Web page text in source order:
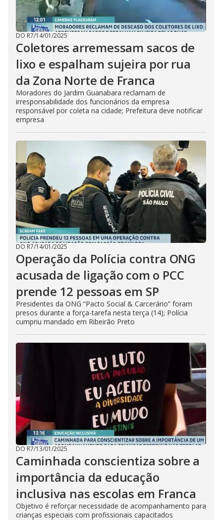
DO R7/14/01/2025
Coletores arremessam sacos de
lixo e espalham sujeira por rua
da Zona Norte de Franca
Moradores do Jardim Guanabara reclamam de
irresponsabilidade dos funcionários da empresa
responsável por coleta na cidade; Prefeitura deve notificar
empresa
DO R7/14/01/2025
Operação da Polícia contra ONG
acusada de ligação com o PCC
prende 12 pessoas em SP
Presidentes da ONG “Pacto Social & Carcerário” foram
presos durante a força-tarefa nesta terça (14); Polícia
cumpriu mandado em Ribeirão Preto
DO R7/13/01/2025
Caminhada conscientiza sobre a
importância da educação
inclusiva nas escolas em Franca
Objetivo é reforçar necessidade de acompanhamento para
crianças especiais com profissionais capacitados